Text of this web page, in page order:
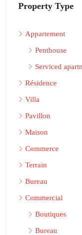
Property Type
Appartement
Penthouse
Serviced
Résidence
Villa
Pavillon
Maison
Commerce
Terrain
Bureau
Commercial
Boutiques
Bureau